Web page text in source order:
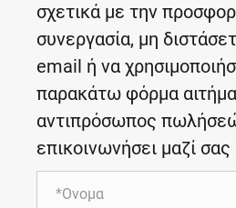
σχετικά με την
συνεργασία, μη
email ή να
παρακάτω φόρμα
αντιπρόσωπος
επικοινωνήσει μαζί